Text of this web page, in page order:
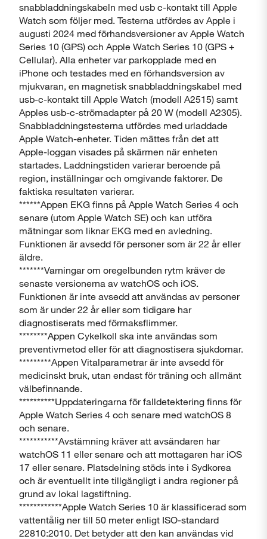
snabbladdningskabeln med usb c-kontakt till Apple
Watch som följer med. Testerna utfördes av Apple i
augusti 2024 med förhandsversioner av Apple Watch
Series 10 (GPS) och Apple Watch Series 10 (GPS +
Cellular). Alla enheter var parkopplade med en
iPhone och testades med en förhandsversion av
mjukvaran, en magnetisk snabbladdningskabel med
usb-c-kontakt till Apple Watch (modell A2515) samt
Apples usb-c-strömadapter på 20 W (modell A2305).
Snabbladdningstesterna utfördes med urladdade
Apple Watch-enheter. Tiden mättes från det att
Apple-loggan visades på skärmen när enheten
startades. Laddningstiden varierar beroende på
region, inställningar och omgivande faktorer. De
faktiska resultaten varierar.
******Appen EKG finns på Apple Watch Series 4 och
senare (utom Apple Watch SE) och kan utföra
mätningar som liknar EKG med en avledning.
Funktionen är avsedd för personer som är 22 år eller
äldre.
*******Varningar om oregelbunden rytm kräver de
senaste versionerna av watchOS och iOS.
Funktionen är inte avsedd att användas av personer
som är under 22 år eller som tidigare har
diagnostiserats med förmaksflimmer.
********Appen Cykelkoll ska inte användas som
preventivmetod eller för att diagnostisera sjukdomar.
*********Appen Vitalparametrar är inte avsedd för
medicinskt bruk, utan endast för träning och allmänt
välbefinnande.
**********Uppdateringarna för falldetektering finns för
Apple Watch Series 4 och senare med watchOS 8
och senare.
***********Avstämning kräver att avsändaren har
watchOS 11 eller senare och att mottagaren har iOS
17 eller senare. Platsdelning stöds inte i Sydkorea
och är eventuellt inte tillgängligt i andra regioner på
grund av lokal lagstiftning.
************Apple Watch Series 10 är klassificerad som
vattentålig ner till 50 meter enligt ISO-standard
22810:2010. Det betyder att den kan användas vid